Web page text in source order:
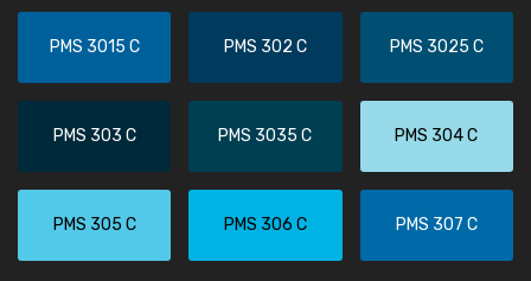
PMS 3015 C PMS 302 C PMS 3025 C
PMS 303 C PMS 3035 C PMS 304 C
PMS 305 C PMS 306 C PMS 307 C